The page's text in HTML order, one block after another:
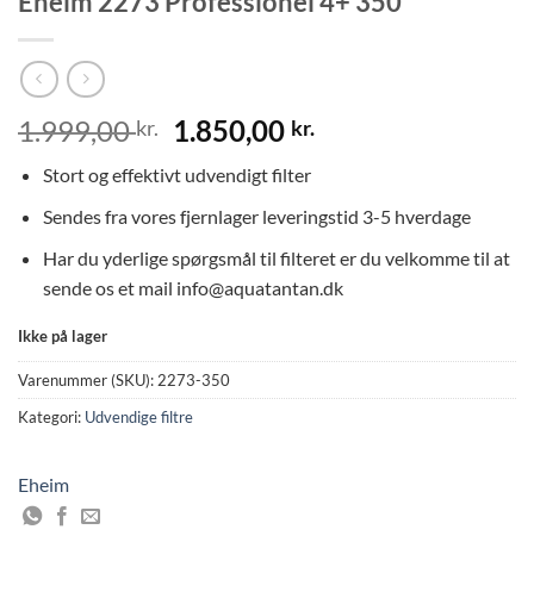
1.999,00kr.
Den
oprindelige
pris
var:
1.999,00 kr..
1.850,00 kr.Den
er:
1.850,00 kr..
Stort og effektivt udvendigt filter
Sendes fra vores fjernlager leveringstid 3-5 hverdage
Har du yderlige spørgsmål til filteret er du velkomme til at
sende os et mail info@aquatantan.dk
Ikke på lager
Varenummer (SKU): 2273-350
Kategori: Udvendige filtre
Eheim